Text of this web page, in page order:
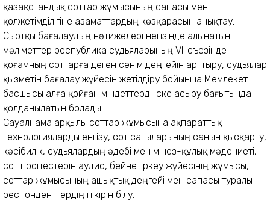
қазақстандық соттар жұмысының сапасы мен
қолжетімділігіне азаматтардың көзқарасын анықтау.
Сыртқы бағалаудың нәтижелері негізінде алынатын
мәліметтер республика судьяларының VII съезінде
қоғамның соттарға деген сенім деңгейін арттыру, судьялар
қызметін бағалау жүйесін жетілдіру бойынша Мемлекет
басшысы алға қойған міндеттерді іске асыру бағытында
қолданылатын болады.
Сауалнама арқылы соттар жұмысына ақпараттық
технологияларды енгізу, сот сатыларының санын қысқарту,
кәсібилік, судьялардың әдебі мен мінез-құлық мәдениеті,
сот процестерін аудио, бейнетіркеу жүйесінің жұмысы,
соттар жұмысының ашықтық деңгейі мен сапасы туралы
респонденттердің пікірін білу.